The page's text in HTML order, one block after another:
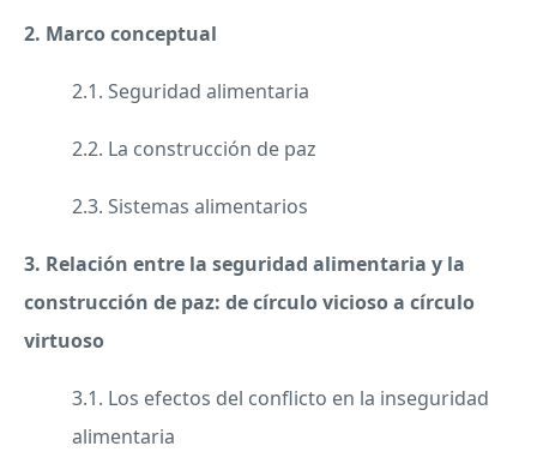
2. Marco conceptual
2.1. Seguridad alimentaria
2.2. La construcción de paz
2.3. Sistemas alimentarios
3. Relación entre la seguridad alimentaria y la
construcción de paz: de círculo vicioso a círculo
virtuoso
3.1. Los efectos del conflicto en la inseguridad
alimentaria